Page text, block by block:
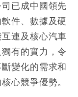
已成中國領先
件、數據及硬
連及核心汽車
有的實力，令
變化的需求和
心競爭優勢。